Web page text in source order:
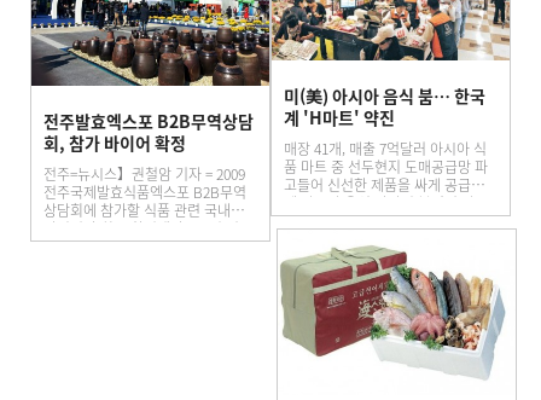
전주발효엑스포 B2B무역상담
회, 참가 바이어 확정
전주=뉴시스】권철암 기자 = 2009
전주국제발효식품엑스포 B2B무역
상담회에 참가할 식품 관련 국내외
바이어가 최종 확정됐다. 13일 전주
국제발효식품엑스포조직위원회에
미(美) 아시아 음식 붐… 한국
계 'H마트' 약진
매장 41개, 매출 7억달러 아시아 식
품 마트 중 선두현지 도매공급망 파
고들어 신선한 제품을 싸게 공급미국
에 아시아 음식 바람이 불면서 아시
아 식품을 공급하는 한국계 초대형
늘어나는…